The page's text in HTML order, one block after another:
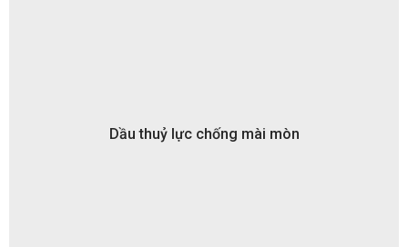
Dầu thuỷ lực chống mài mòn